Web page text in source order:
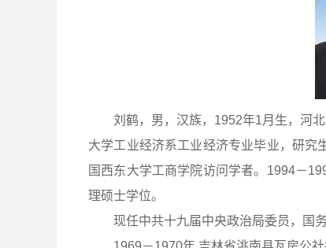
刘鹤，男，汉族，1952年1月生，河
大学工业经济系工业经济专业毕业，研究
国西东大学工商学院访问学者。1994－
理硕士学位。
现任中共十九届中央政治局委员，国务